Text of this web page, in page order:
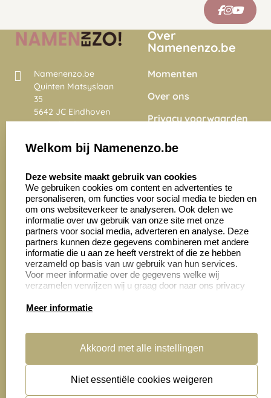
Namenenzo.be
Quinten Matsyslaan
35
5642 JC Eindhoven
Nederland
4028 beoordelingen
Over
Namenenzo.be
Momenten
Over ons
Privacy voorwaarden
Onze vacatures
Zakelijk:
Aanvraag op maat
Cadeaubonnen
Klantenservice:
Contact opnemen
Veelgestelde vragen
Retourneren
handleidingen
Welkom bij Namenenzo.be
Deze website maakt gebruik van cookies
We gebruiken cookies om content en advertenties te
personaliseren, om functies voor social media te bieden en
om ons websiteverkeer te analyseren. Ook delen we
informatie over uw gebruik van onze site met onze
partners voor social media, adverteren en analyse. Deze
partners kunnen deze gegevens combineren met andere
informatie die u aan ze heeft verstrekt of die ze hebben
verzameld op basis van uw gebruik van hun services.
Voor meer informatie over de gegevens welke wij
verzamelen verwijzen wij u graag door naar ons privacy
Meer informatie
Akkoord met alle instellingen
Niet essentiële cookies weigeren